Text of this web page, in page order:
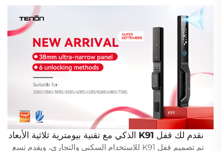
نقدم لك قفل K91 الذكي مع تقنية بيومترية ثلاثية الأبعاد
لا مثيل لها للأبواب المنزلقةتم تصميم قفل K91 للاستخدام السكني والتجاري، ويقدم تسع